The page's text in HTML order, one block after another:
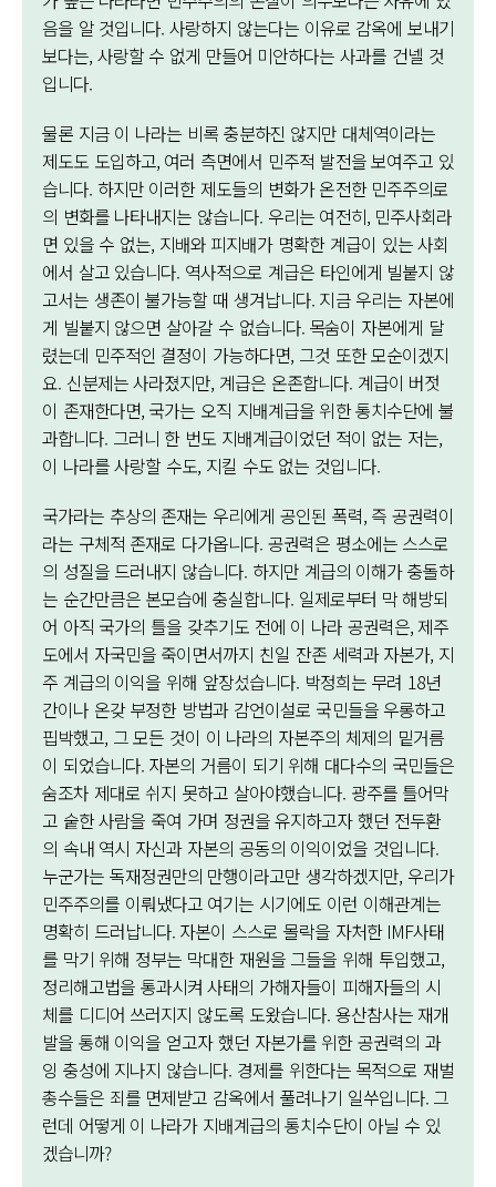
음을 알 것입니다. 사랑하지 않는다는 이유로 감옥에 보내기
보다는, 사랑할 수 없게 만들어 미안하다는 사과를 건넬 것
입니다.
물론 지금 이 나라는 비록 충분하진 않지만 대체역이라는
제도도 도입하고, 여러 측면에서 민주적 발전을 보여주고 있
습니다. 하지만 이러한 제도들의 변화가 온전한 민주주의로
의 변화를 나타내지는 않습니다. 우리는 여전히, 민주사회라
면 있을 수 없는, 지배와 피지배가 명확한 계급이 있는 사회
에서 살고 있습니다. 역사적으로 계급은 타인에게 빌붙지 않
고서는 생존이 불가능할 때 생겨납니다. 지금 우리는 자본에
게 빌붙지 않으면 살아갈 수 없습니다. 목숨이 자본에게 달
렸는데 민주적인 결정이 가능하다면, 그것 또한 모순이겠지
요. 신분제는 사라졌지만, 계급은 온존합니다. 계급이 버젓
이 존재한다면, 국가는 오직 지배계급을 위한 통치수단에 불
과합니다. 그러니 한 번도 지배계급이었던 적이 없는 저는,
이 나라를 사랑할 수도, 지킬 수도 없는 것입니다.
국가라는 추상의 존재는 우리에게 공인된 폭력, 즉 공권력이
라는 구체적 존재로 다가옵니다. 공권력은 평소에는 스스로
의 성질을 드러내지 않습니다. 하지만 계급의 이해가 충돌하
는 순간만큼은 본모습에 충실합니다. 일제로부터 막 해방되
어 아직 국가의 틀을 갖추기도 전에 이 나라 공권력은, 제주
도에서 자국민을 죽이면서까지 친일 잔존 세력과 자본가, 지
주 계급의 이익을 위해 앞장섰습니다. 박정희는 무려 18년
간이나 온갖 부정한 방법과 감언이설로 국민들을 우롱하고
핍박했고, 그 모든 것이 이 나라의 자본주의 체제의 밑거름
이 되었습니다. 자본의 거름이 되기 위해 대다수의 국민들은
숨조차 제대로 쉬지 못하고 살아야했습니다. 광주를 틀어막
고 숱한 사람을 죽여 가며 정권을 유지하고자 했던 전두환
의 속내 역시 자신과 자본의 공동의 이익이었을 것입니다.
누군가는 독재정권만의 만행이라고만 생각하겠지만, 우리가
민주주의를 이뤄냈다고 여기는 시기에도 이런 이해관계는
명확히 드러납니다. 자본이 스스로 몰락을 자처한 IMF사태
를 막기 위해 정부는 막대한 재원을 그들을 위해 투입했고,
정리해고법을 통과시켜 사태의 가해자들이 피해자들의 시
체를 디디어 쓰러지지 않도록 도왔습니다. 용산참사는 재개
발을 통해 이익을 얻고자 했던 자본가를 위한 공권력의 과
잉 충성에 지나지 않습니다. 경제를 위한다는 목적으로 재벌
총수들은 죄를 면제받고 감옥에서 풀려나기 일쑤입니다. 그
런데 어떻게 이 나라가 지배계급의 통치수단이 아닐 수 있
겠습니까?